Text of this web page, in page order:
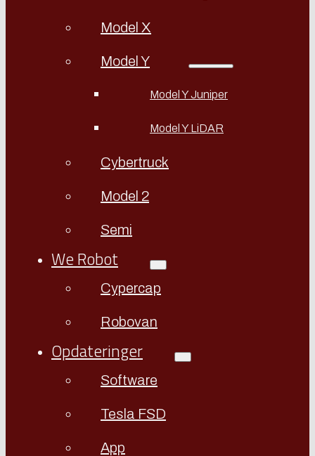
Model X
Model Y
Model Y Juniper
Model Y LiDAR
Cybertruck
Model 2
Semi
We Robot
Cypercap
Robovan
Opdateringer
Software
Tesla FSD
App